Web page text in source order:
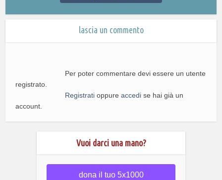
lascia un commento
Per poter commentare devi essere un utente
registrato.
Registrati oppureaccedi se hai già un
account.
Vuoi darci una mano?
dona il tuo 5x1000